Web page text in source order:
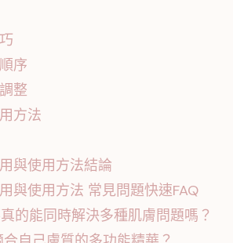
序
整
方法
與使用方法結論
與使用方法 常見問題快速FAQ
的能同時解決多種肌膚問題嗎？